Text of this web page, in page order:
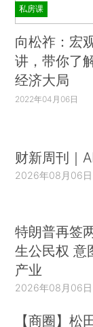
私房课
向松祚：宏
讲，带你了
经济大局
2022年04月06日
财新周刊｜
2026年08月06日
特朗普再签
生公民权 意
产业
2026年08月06日
【商圈】松